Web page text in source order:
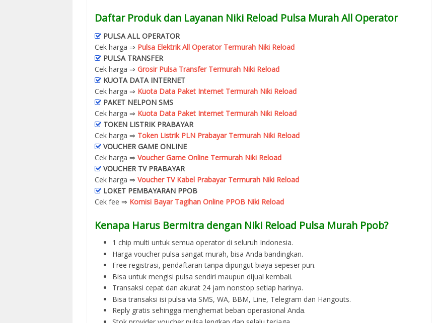
Daftar Produk dan Layanan Niki Reload Pulsa Murah All Operator
PULSA ALL OPERATOR
Cek harga ⇒ Pulsa Elektrik All Operator Termurah Niki Reload
PULSA TRANSFER
Cek harga ⇒ Grosir Pulsa Transfer Termurah Niki Reload
KUOTA DATA INTERNET
Cek harga ⇒ Kuota Data Paket Internet Termurah Niki Reload
PAKET NELPON SMS
Cek harga ⇒ Kuota Data Paket Internet Termurah Niki Reload
TOKEN LISTRIK PRABAYAR
Cek harga ⇒ Token Listrik PLN Prabayar Termurah Niki Reload
VOUCHER GAME ONLINE
Cek harga ⇒ Voucher Game Online Termurah Niki Reload
VOUCHER TV PRABAYAR
Cek harga ⇒ Voucher TV Kabel Prabayar Termurah Niki Reload
LOKET PEMBAYARAN PPOB
Cek fee ⇒ Komisi Bayar Tagihan Online PPOB Niki Reload
Kenapa Harus Bermitra dengan Niki Reload Pulsa Murah Ppob?
1 chip multi untuk semua operator di seluruh Indonesia.
Harga voucher pulsa sangat murah, bisa Anda bandingkan.
Free registrasi, pendaftaran tanpa dipungut biaya sepeser pun.
Bisa untuk mengisi pulsa sendiri maupun dijual kembali.
Transaksi cepat dan akurat 24 jam nonstop setiap harinya.
Bisa transaksi isi pulsa via SMS, WA, BBM, Line, Telegram dan Hangouts.
Reply gratis sehingga menghemat beban operasional Anda.